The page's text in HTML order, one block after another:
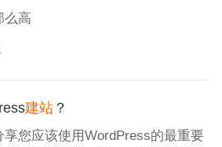
么高
建站？
您应该使用WordPress的最重要